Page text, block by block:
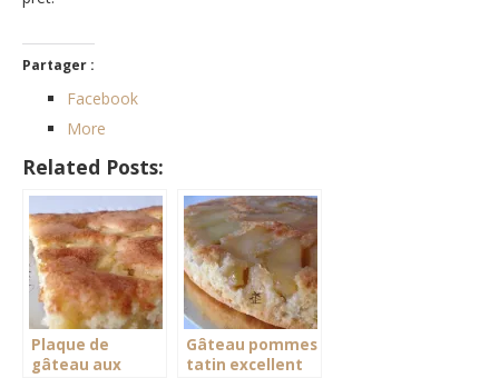
Partager :
Facebook
More
Related Posts:
Plaque de
gâteau aux
Gâteau pommes
tatin excellent